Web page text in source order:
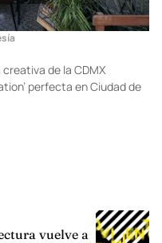
de la CDMX
perfecta en Ciudad de
vuelve a